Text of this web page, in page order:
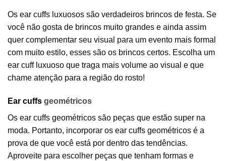
Os ear cuffs luxuosos são verdadeiros brincos de festa. Se
você não gosta de brincos muito grandes e ainda assim
quer complementar seu visual para um evento mais formal
com muito estilo, esses são os brincos certos. Escolha um
ear cuff luxuoso que traga mais volume ao visual e que
chame atenção para a região do rosto!
Ear cuffs geométricos
Os ear cuffs geométricos são peças que estão super na
moda. Portanto, incorporar os ear cuffs geométricos é a
prova de que você está por dentro das tendências.
Aproveite para escolher peças que tenham formas e